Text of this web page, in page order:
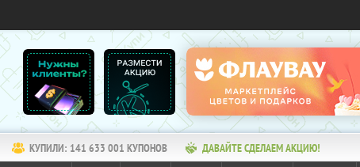
КУПИЛИ: 141 633 001 КУПОНОВ ДАВАЙТЕ СДЕЛАЕМ АКЦИЮ!